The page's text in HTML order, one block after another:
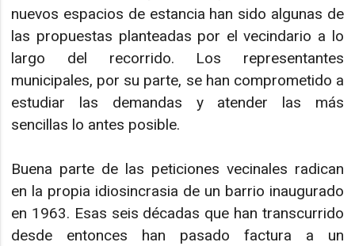
nuevos espacios de estancia han sido algunas de
las propuestas planteadas por el vecindario a lo
largo del recorrido. Los representantes
municipales, por su parte, se han comprometido a
estudiar las demandas y atender las más
sencillas lo antes posible.
Buena parte de las peticiones vecinales radican
en la propia idiosincrasia de un barrio inaugurado
en 1963. Esas seis décadas que han transcurrido
desde entonces han pasado factura a un